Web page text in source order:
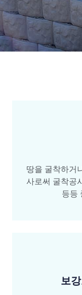
땅을 굴착하거
사로써 굴착공
등등
보